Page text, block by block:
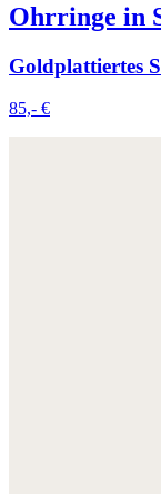
Ohrringe in
Goldplattiertes
85,- €